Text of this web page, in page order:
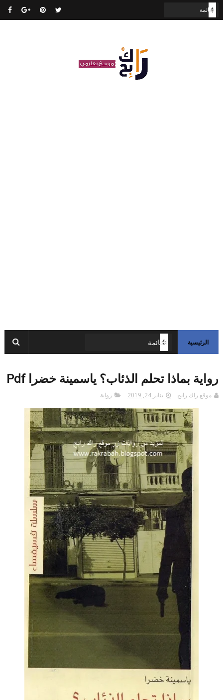
الرئيسية
رواية بماذا تحلم الذئاب؟ ياسمينة خضرا Pdf
موقع راك رابح يناير 24, 2019 رواية